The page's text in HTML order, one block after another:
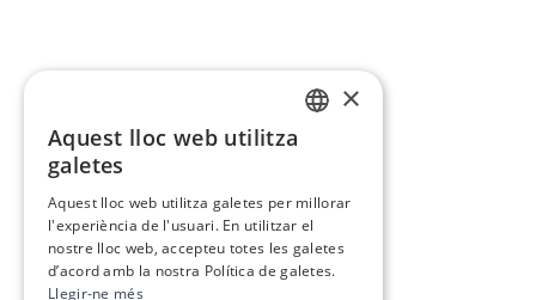
×
Aquest lloc web utilitza
galetes
Aquest lloc web utilitza galetes per millorar
l'experiència de l'usuari. En utilitzar el
nostre lloc web, accepteu totes les galetes
d’acord amb la nostra Política de galetes.
Llegir-ne més